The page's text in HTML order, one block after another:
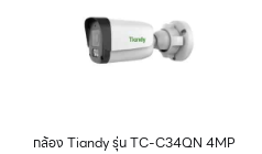
กล้อง Tiandy รุ่น TC-C34QN 4MP